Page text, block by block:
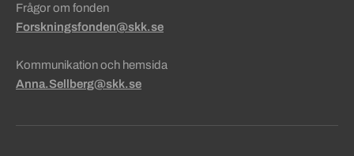
Frågor om fonden
Forskningsfonden@skk.se
Kommunikation och hemsida
Anna.Sellberg@skk.se